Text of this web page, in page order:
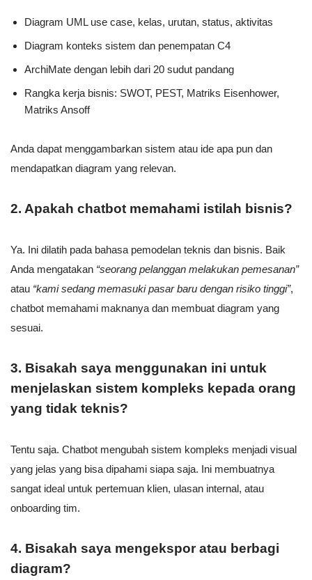
Diagram UML use case, kelas, urutan, status, aktivitas
Diagram konteks sistem dan penempatan C4
ArchiMate dengan lebih dari 20 sudut pandang
Rangka kerja bisnis: SWOT, PEST, Matriks Eisenhower,
Matriks Ansoff
Anda dapat menggambarkan sistem atau ide apa pun dan
mendapatkan diagram yang relevan.
2. Apakah chatbot memahami istilah bisnis?
Ya. Ini dilatih pada bahasa pemodelan teknis dan bisnis. Baik
Anda mengatakan “seorang pelanggan melakukan pemesanan”
atau “kami sedang memasuki pasar baru dengan risiko tinggi”,
chatbot memahami maknanya dan membuat diagram yang
sesuai.
3. Bisakah saya menggunakan ini untuk
menjelaskan sistem kompleks kepada orang
yang tidak teknis?
Tentu saja. Chatbot mengubah sistem kompleks menjadi visual
yang jelas yang bisa dipahami siapa saja. Ini membuatnya
sangat ideal untuk pertemuan klien, ulasan internal, atau
onboarding tim.
4. Bisakah saya mengekspor atau berbagi
diagram?